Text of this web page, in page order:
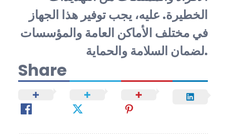
الخطيرة. عليه، يجب توفير هذا الجهاز
في مختلف الأماكن العامة والمؤسسات
لضمان السلامة والحماية.
Share